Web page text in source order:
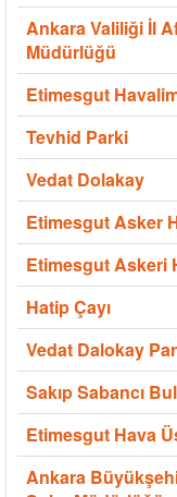
Ankara Valiliği İl
Müdürlüğü
Etimesgut
Tevhid Parki
Vedat Dolakay
Etimesgut Asker
Etimesgut Askeri
Hatip Çayı
Vedat Dalokay
Sakıp Sabancı
Etimesgut Hava
Ankara